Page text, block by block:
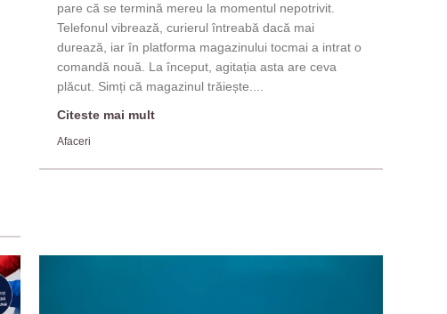
pare că se termină mereu la momentul nepotrivit.
Telefonul vibrează, curierul întreabă dacă mai
durează, iar în platforma magazinului tocmai a intrat o
comandă nouă. La început, agitația asta are ceva
plăcut. Simți că magazinul trăiește....
Citeste mai mult
Afaceri